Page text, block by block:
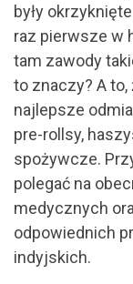
były
raz pierwsze w
tam zawody
to znaczy? A
najlepsze
pre-rollsy,
spożywcze.
polegać na
medycznych
odpowiednich
indyjskich.